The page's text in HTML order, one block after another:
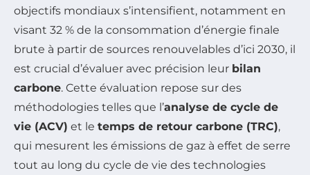
objectifs mondiaux s’intensifient, notamment en
visant 32 % de la consommation d’énergie finale
brute à partir de sources renouvelables d’ici 2030, il
est crucial d’évaluer avec précision leur bilan
carbone. Cette évaluation repose sur des
méthodologies telles que l’analyse de cycle de
vie (ACV) et le temps de retour carbone (TRC),
qui mesurent les émissions de gaz à effet de serre
tout au long du cycle de vie des technologies